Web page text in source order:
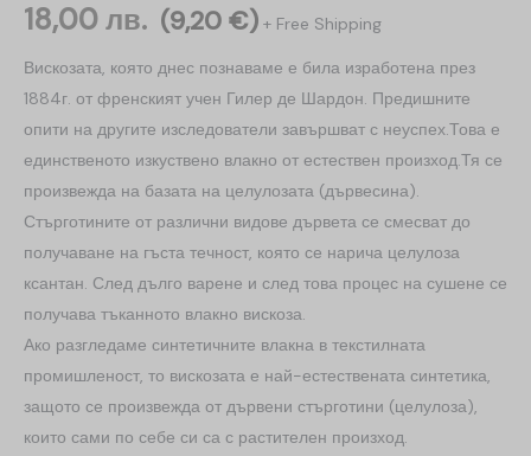
18,00лв. (9,20€) + Free Shipping
Вискозата, която днес познаваме е била изработена през
1884г. от френският учен Гилер де Шардон. Предишните
опити на другите изследователи завършват с неуспех.Това е
единственото изкуствено влакно от естествен произход.Тя се
произвежда на базата на целулозата (дървесина).
Стърготините от различни видове дървета се смесват до
получаване на гъста течност, която се нарича целулоза
ксантан. След дълго варене и след това процес на сушене се
получава тъканното влакно вискоза.
Ако разгледаме синтетичните влакна в текстилната
промишленост, то вискозата е най-естествената синтетика,
защото се произвежда от дървени стърготини (целулоза),
които сами по себе си са с растителен произход.